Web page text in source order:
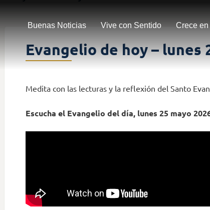
Buenas Noticias Vive con Sentido Crece en
Evangelio de hoy – lunes
Medita con las lecturas y la reflexión del Santo
Escucha el Evangelio del día, lunes 25 mayo